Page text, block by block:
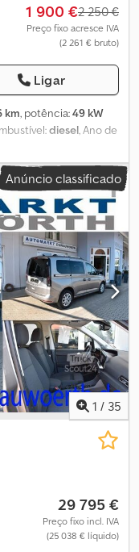
1 900 €2 250 €
Preço fixo acresce IVA
(2 261 € bruto)
Ligar
km, potência:49 kW
diesel, Ano de
fabrico: 2010
Acysa 66 kW Norma
Engate de reboque
5 lugares
Anúncio classificado
1 / 35
29 795 €
Preço fixo incl. IVA
(25 038 € líquido)